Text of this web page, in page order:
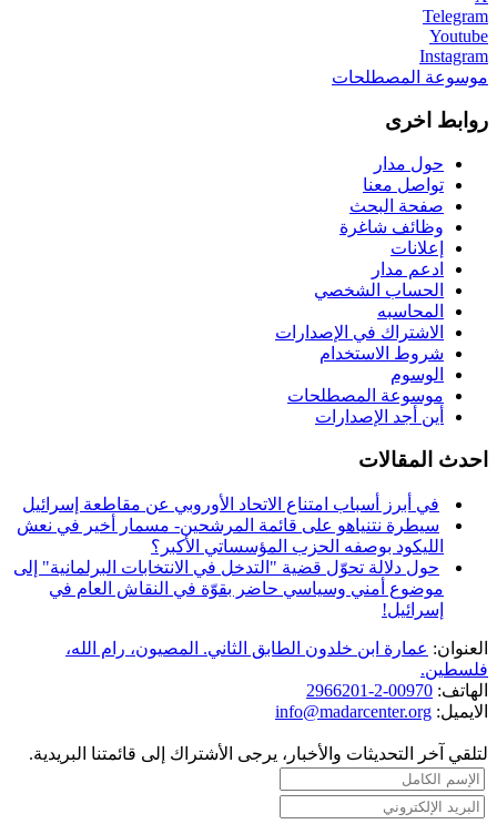
Telegram
Youtube
Instagram
موسوعة المصطلحات
روابط اخرى
حول مدار
تواصل معنا
صفحة البحث
وظائف شاغرة
إعلانات
ادعم مدار
الحساب الشخصي
المحاسبه
الاشتراك في الإصدارات
شروط الاستخدام
الوسوم
موسوعة المصطلحات
أين أجد الإصدارات
احدث المقالات
في أبرز أسباب امتناع الاتحاد الأوروبي عن مقاطعة إسرائيل
سيطرة نتنياهو على قائمة المرشحين- مسمار أخير في نعش
الليكود بوصفه الحزب المؤسساتي الأكبر؟
حول دلالة تحوّل قضية "التدخل في الانتخابات البرلمانية" إلى
موضوع أمني وسياسي حاضر بقوّة في النقاش العام في
إسرائيل!
العنوان: عمارة ابن خلدون الطابق الثاني. المصيون، رام الله،
فلسطين.
الهاتف: 00970-2-2966201
الايميل: info@madarcenter.org
لتلقي آخر التحديثات والأخبار، يرجى الأشتراك إلى قائمتنا البريدية.